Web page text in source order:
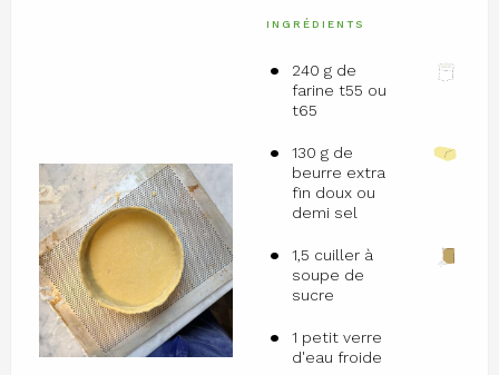
INGRÉDIENTS
240 g de
farine t55 ou
t65
130 g de
beurre extra
fin doux ou
demi sel
1,5 cuiller à
soupe de
sucre
1 petit verre
d'eau froide